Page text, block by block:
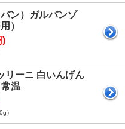
ン）ガルバンゾ
）
)
リーニ 白いんげん
温
）